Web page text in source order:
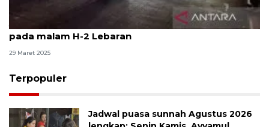
Jalur Pantura Cirebon masih dipadati pemudik
pada malam H-2 Lebaran
29 Maret 2025
Terpopuler
Jadwal puasa sunnah Agustus 2026